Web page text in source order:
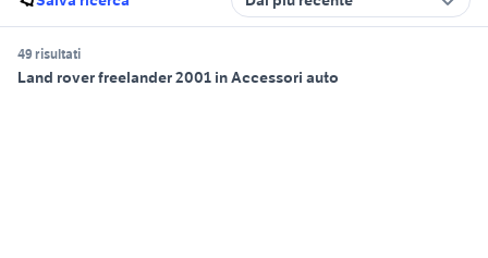
49 risultati
Land rover freelander 2001 in Accessori auto